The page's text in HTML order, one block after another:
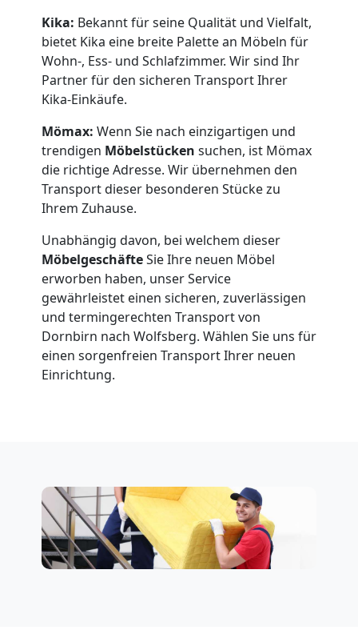
Kika: Bekannt für seine Qualität und Vielfalt,
bietet Kika eine breite Palette an Möbeln für
Wohn-, Ess- und Schlafzimmer. Wir sind Ihr
Partner für den sicheren Transport Ihrer
Kika-Einkäufe.
Mömax: Wenn Sie nach einzigartigen und
trendigen Möbelstücken suchen, ist Mömax
die richtige Adresse. Wir übernehmen den
Transport dieser besonderen Stücke zu
Ihrem Zuhause.
Unabhängig davon, bei welchem dieser
MöbelgeschäfteSie Ihre neuen Möbel
erworben haben, unser Service
gewährleistet einen sicheren, zuverlässigen
und termingerechten Transport von
Dornbirn nach Wolfsberg. Wählen Sie uns für
einen sorgenfreien Transport Ihrer neuen
Einrichtung.